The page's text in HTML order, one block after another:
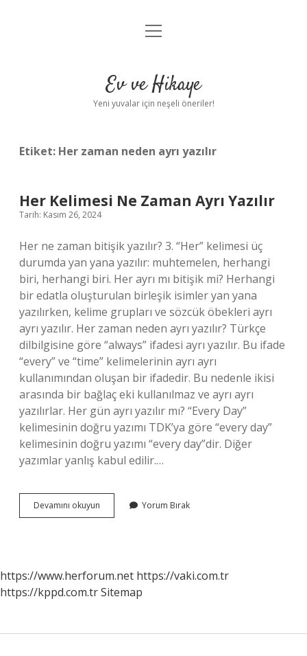
Anasayfa
Yasal Uyarı
menüyü
Ev ve Hikaye
Yeni yuvalar için neşeli öneriler!
Etiket: Her zaman neden ayrı yazılır
Her Kelimesi Ne Zaman Ayrı Yazılır
Tarih: Kasım 26, 2024
Her ne zaman bitişik yazılır? 3. “Her” kelimesi üç
durumda yan yana yazılır: muhtemelen, herhangi
biri, herhangi biri. Her ayrı mı bitişik mi? Herhangi
bir edatla oluşturulan birleşik isimler yan yana
yazılırken, kelime grupları ve sözcük öbekleri ayrı
ayrı yazılır. Her zaman neden ayrı yazılır? Türkçe
dilbilgisine göre “always” ifadesi ayrı yazılır. Bu ifade
“every” ve “time” kelimelerinin ayrı ayrı
kullanımından oluşan bir ifadedir. Bu nedenle ikisi
arasında bir bağlaç eki kullanılmaz ve ayrı ayrı
yazılırlar. Her gün ayrı yazılır mı? “Every Day”
kelimesinin doğru yazımı TDK’ya göre “every day”
kelimesinin doğru yazımı “every day”dir. Diğer
yazımlar yanlış kabul edilir.…
Devamını okuyun
Kelimesi
Yorum Bırak
https://www.herforum.net https://vaki.com.tr
https://kppd.com.trSitemap